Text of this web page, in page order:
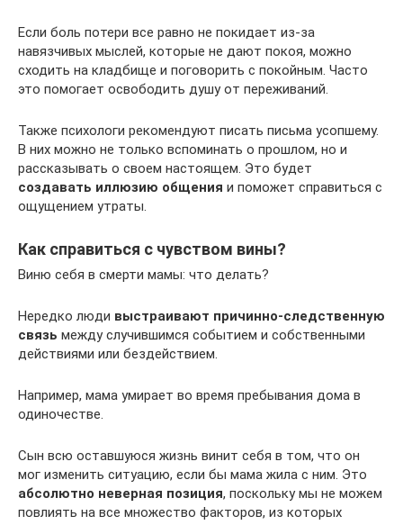
Если боль потери все равно не покидает из-за
навязчивых мыслей, которые не дают покоя, можно
сходить на кладбище и поговорить с покойным. Часто
это помогает освободить душу от переживаний.
Также психологи рекомендуют писать письма усопшему.
В них можно не только вспоминать о прошлом, но и
рассказывать о своем настоящем. Это будет
создавать иллюзию общения и поможет справиться с
ощущением утраты.
Как справиться с чувством вины?
Виню себя в смерти мамы: что делать?
Нередко люди выстраивают причинно-следственную
связь между случившимся событием и собственными
действиями или бездействием.
Например, мама умирает во время пребывания дома в
одиночестве.
Сын всю оставшуюся жизнь винит себя в том, что он
мог изменить ситуацию, если бы мама жила с ним. Это
абсолютно неверная позиция, поскольку мы не можем
повлиять на все множество факторов, из которых